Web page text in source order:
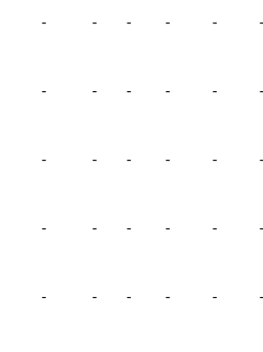
- - - - - -
- - - - - -
- - - - - -
- - - - - -
- - - - - -